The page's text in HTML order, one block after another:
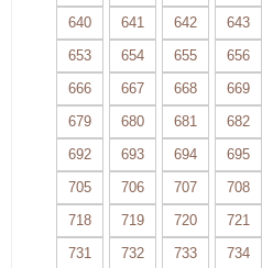
640
641 642 643
653
654 655 656
666
667 668 669
679
680 681 682
692
693 694 695
705
706 707 708
718
719 720 721
731
732 733 734